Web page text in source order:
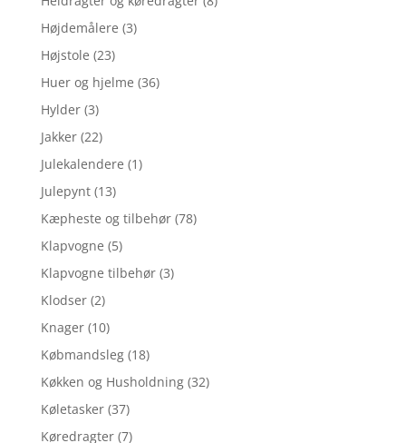
Højdemålere (3)
Højstole (23)
Huer og hjelme (36)
Hylder (3)
Jakker (22)
Julekalendere (1)
Julepynt (13)
Kæpheste og tilbehør (78)
Klapvogne (5)
Klapvogne tilbehør (3)
Klodser (2)
Knager (10)
Købmandsleg (18)
Køkken og Husholdning (32)
Køletasker (37)
Køredragter (7)